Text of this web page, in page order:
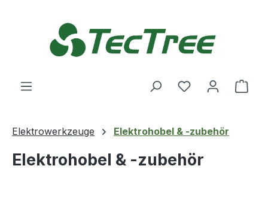
Du hast 0
Elektrowerkzeuge Elektrohobel & -zubehör
Elektrohobel & -zubehör